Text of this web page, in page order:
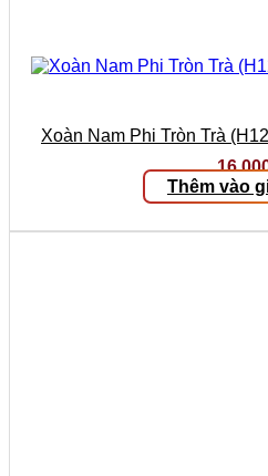
Xoàn Nam Phi Tròn Trà
Thêm vào